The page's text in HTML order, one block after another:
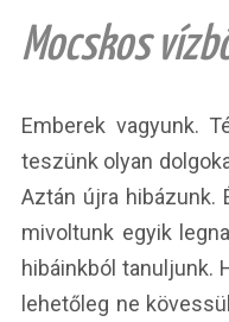
Mocskos
Emberek vagyunk.
teszünk olyan
Aztán újra hibázunk.
mivoltunk egyik
hibáinkból tanuljunk.
lehetőleg ne